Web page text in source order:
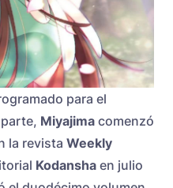
para el
Miyajima comenzó
la revista Weekly
Kodansha en julio